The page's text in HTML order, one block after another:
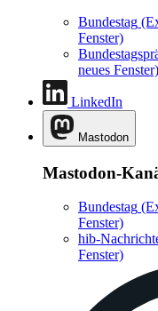
Bundestag
Fenster)
neues Fenster)
LinkedIn
Mastodon
Mastodon-
Bundestag
Fenster)
hib-
Fenster)